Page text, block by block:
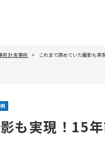
例 計測事例 これまで諦めていた撮影も実
も実現！15